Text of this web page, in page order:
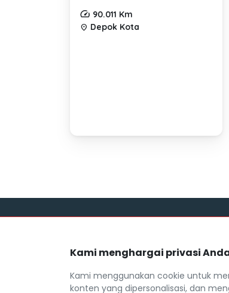
90.011 Km
location_on Depok Kota
Mocil.id by DSF dikembangkan
selama ini kesulitan dalam mencari
Kami menghargai privasi
Kami menggunakan cookie untuk
konten yang dipersonalisasi, dan